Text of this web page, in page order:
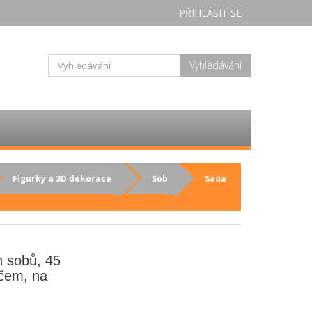
PŘIHLÁSIT SE
Vyhledávání
Figurky a 3D dekorace Sob Sada
sobů, 45
na